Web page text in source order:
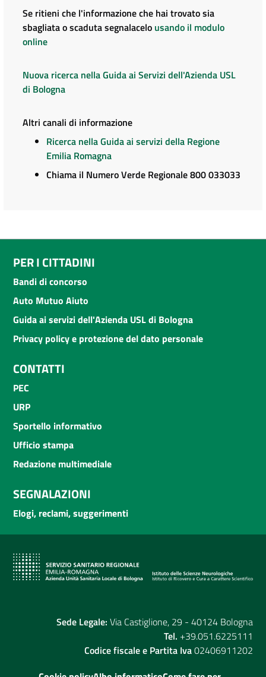
Se ritieni che l'informazione che hai trovato sia
sbagliata o scaduta segnalacelo usando il modulo
online
Nuova ricerca nella Guida ai Servizi dell'Azienda USL
di Bologna
Altri canali di informazione
Ricerca nella Guida ai servizi della Regione
Emilia Romagna
Chiama il Numero Verde Regionale 800 033033
PER I CITTADINI
Bandi di concorso
Auto Mutuo Aiuto
Guida ai servizi dell'Azienda USL di Bologna
Privacy policy e protezione del dato personale
CONTATTI
PEC
URP
Sportello informativo
Ufficio stampa
Redazione multimediale
SEGNALAZIONI
Elogi, reclami, suggerimenti
Sede Legale: Via Castiglione, 29 - 40124 Bologna
Tel. +39.051.6225111
Codice fiscale e Partita Iva02406911202